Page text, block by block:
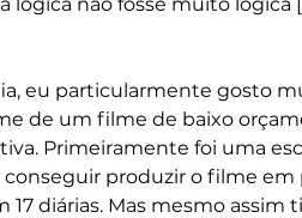
eu particularmente gosto
de um filme de baixo
Primeiramente foi uma
produzir o filme
17 diárias. Mas mesmo